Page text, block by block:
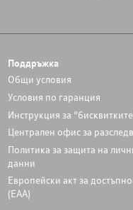
Поддръжка
Общи условия
Условия по гаранция
Инструкция за
Централен офис за
Политика за защита на
данни
Европейски акт за
(ЕАА)